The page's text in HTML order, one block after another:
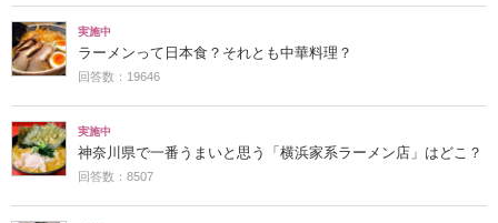
実施中
ラーメンって日本食？それとも中華料理？
回答数：19646
実施中
神奈川県で一番うまいと思う「横浜家系ラーメン店」はどこ？
回答数：8507